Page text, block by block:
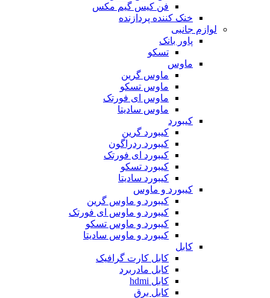
فن کیس گیم مکس
خنک کننده پردازنده
لوازم جانبی
پاور بانک
تسکو
ماوس
ماوس گرین
ماوس تسکو
ماوس ای فورتک
ماوس سادیتا
کیبورد
کیبورد گرین
کیبورد ردراگون
کیبورد ای فورتک
کیبورد تسکو
کیبورد سادیتا
کیبورد و ماوس
کیبورد و ماوس گرین
کیبورد و ماوس ای فورتک
کیبورد و ماوس تسکو
کیبورد و ماوس سادیتا
کابل
کابل کارت گرافیک
کابل مادربرد
کابل hdmi
کابل برق